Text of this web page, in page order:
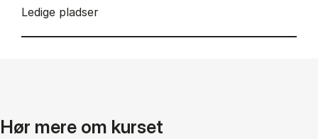
Ledige pladser
Hør mere om kurset